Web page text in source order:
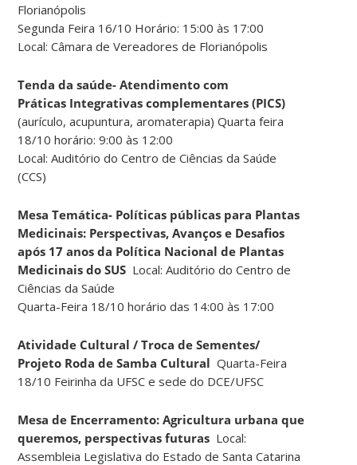
Florianópolis
Segunda Feira 16/10 Horário: 15:00 às 17:00
Local: Câmara de Vereadores de Florianópolis
Tenda da saúde- Atendimento com
Práticas Integrativas complementares (PICS)
(aurículo, acupuntura, aromaterapia) Quarta feira
18/10 horário: 9:00 às 12:00
Local: Auditório do Centro de Ciências da Saúde
(CCS)
Mesa Temática- Políticas públicas para Plantas
Medicinais: Perspectivas, Avanços e Desafios
após 17 anos da Política Nacional de Plantas
Medicinais do SUS Local: Auditório do Centro de
Ciências da Saúde
Quarta-Feira 18/10 horário das 14:00 às 17:00
Atividade Cultural / Troca de Sementes/
Projeto Roda de Samba CulturalQuarta-Feira
18/10 Feirinha da UFSC e sede do DCE/UFSC
Mesa de Encerramento: Agricultura urbana que
queremos, perspectivas futuras Local:
Assembleia Legislativa do Estado de Santa Catarina